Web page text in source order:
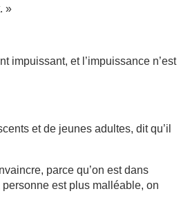
»
impuissant, et l’impuissance n’est
et de jeunes adultes, dit qu’il
parce qu’on est dans
personne est plus malléable, on